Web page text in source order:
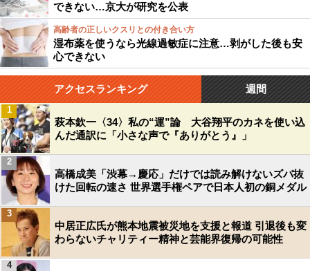
できない…京大が研究を公表
高齢者の正しいクスリとの付き合い方
湿布薬を使うなら光線過敏症に注意…剥がした後も安
心できない
アクセスランキング 週間
萩本欽一〈34〉私の“運”論 大谷翔平のカネを使い込
んだ通訳に「小さな声で『ありがとう』」
1
高橋成美「渋幕→慶応」だけでは読み解けないズバ抜
けた回転の速さ 世界選手権ペアで日本人初の銅メダル
2
中居正広氏が熊本地震被災地を支援と報道 引退後も変
わらないチャリティー精神と芸能界復帰の可能性
3
4